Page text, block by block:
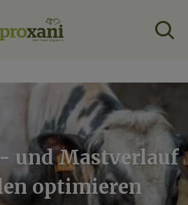
und Mastverlauf
optimieren